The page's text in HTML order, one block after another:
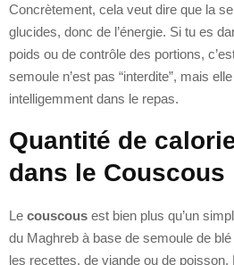
Concrètement, cela veut dire que la
glucides, donc de l’énergie. Si tu es
poids ou de contrôle des portions,
semoule n’est pas “interdite”, mais
intelligemment dans le repas.
Quantité de
dans le Couscous
Le couscous est bien plus qu’un
du Maghreb à base de semoule de
les recettes, de viande ou de